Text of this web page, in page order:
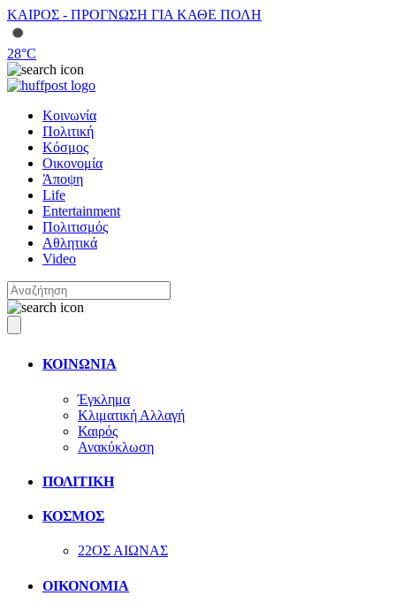
ΚΑΙΡΟΣ - ΠΡΟΓΝΩΣΗ ΓΙΑ ΚΑΘΕ ΠΟΛΗ
28°C
Κοινωνία
Πολιτική
Κόσμος
Οικονομία
Άποψη
Life
Entertainment
Πολιτισμός
Αθλητικά
Video
ΚΟΙΝΩΝΙΑ
Έγκλημα
Κλιματική Αλλαγή
Καιρός
Ανακύκλωση
ΠΟΛΙΤΙΚΗ
ΚΟΣΜΟΣ
22ΟΣ ΑΙΩΝΑΣ
ΟΙΚΟΝΟΜΙΑ